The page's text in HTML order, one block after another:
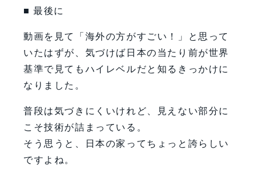
■ 最後に
動画を見て「海外の方がすごい！」と思って
いたはずが、気づけば日本の当たり前が世界
基準で見てもハイレベルだと知るきっかけに
なりました。
普段は気づきにくいけれど、見えない部分に
こそ技術が詰まっている。
そう思うと、日本の家ってちょっと誇らしい
ですよね。